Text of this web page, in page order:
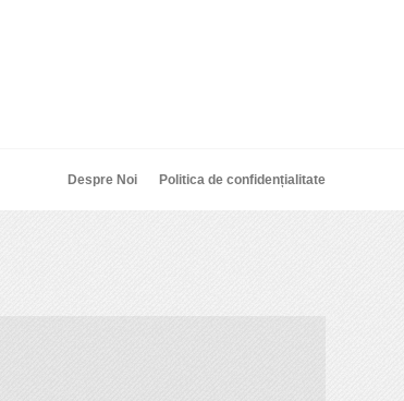
Despre Noi Politica de confidențialitate